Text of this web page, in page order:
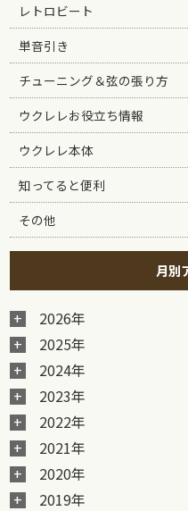
レトロビート
単音引き
チューニング＆弦の張り方
ウクレレお役立ち情報
ウクレレ本体
知ってると便利
その他
月別
2026年
2025年
2024年
2023年
2022年
2021年
2020年
2019年